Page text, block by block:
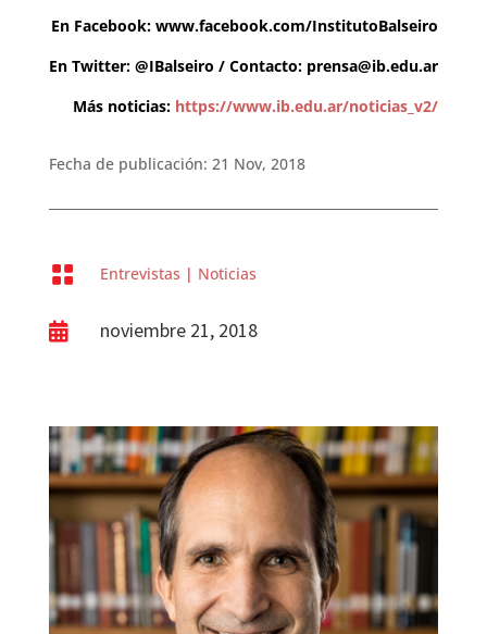
En Facebook: www.facebook.com/InstitutoBalseiro
En Twitter: @IBalseiro / Contacto: prensa@ib.edu.ar
Más noticias: https://www.ib.edu.ar/noticias_v2/
Fecha de publicación: 21 Nov, 2018
 Entrevistas | Noticias
 noviembre 21, 2018